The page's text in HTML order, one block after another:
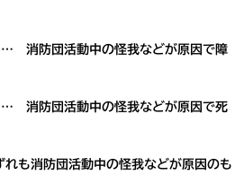
活動中の怪我などが原因で障
活動中の怪我などが原因で死
消防団活動中の怪我などが原因のも